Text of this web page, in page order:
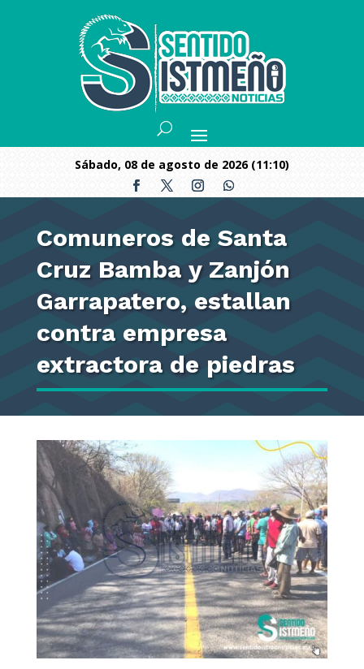
sábado, 08 de agosto de 2026 (11:10)
Comuneros de Santa
Cruz Bamba y Zanjón
Garrapatero, estallan
contra empresa
extractora de piedras